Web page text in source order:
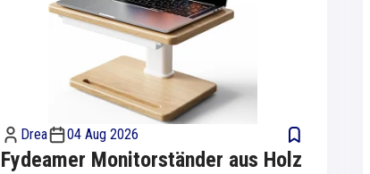
Drea 04 Aug 2026
Fydeamer Monitorständer aus Holz